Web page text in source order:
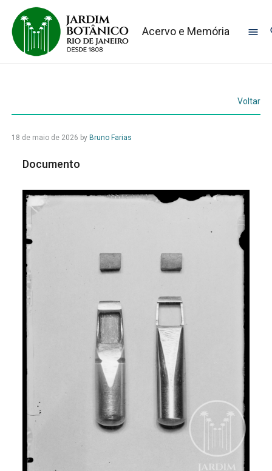
Acervo e Memória
Voltar
18 de maio de 2026 by Bruno Farias
Documento